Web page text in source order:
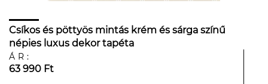
Csíkos és pöttyös mintás krém és sárga színű
népies luxus dekor tapéta
ÁR:
63 990 Ft